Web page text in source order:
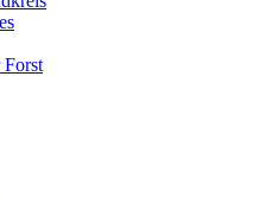
Forst